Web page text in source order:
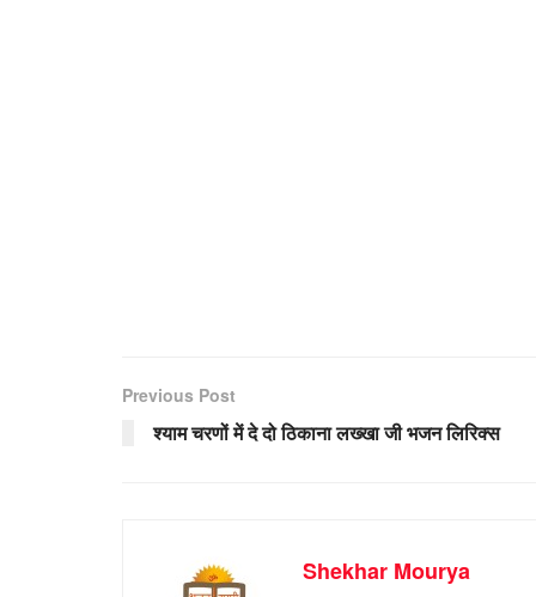
Previous Post
श्याम चरणों में दे दो ठिकाना लख्खा जी भजन लिरिक्स
Shekhar Mourya